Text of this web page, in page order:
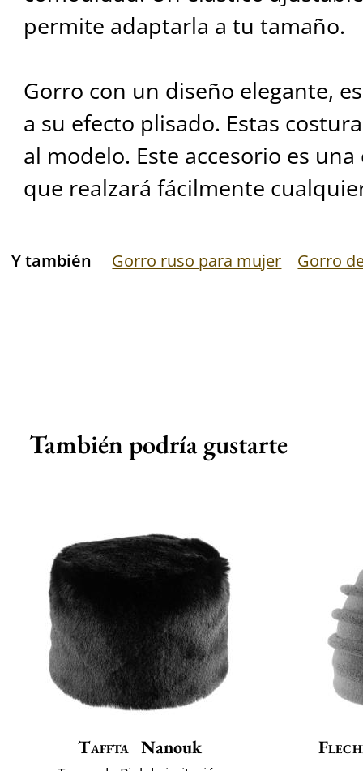
permite adaptarla a tu tamaño.
Gorro con un diseño elegante,
a su efecto plisado. Estas
al modelo. Este accesorio es
que realzará fácilmente
Y también Gorro ruso para mujer Gorro
También podría gustarte
Taffta Nanouk